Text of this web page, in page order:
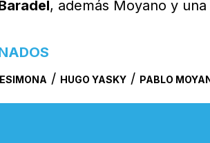
, además Moyano y
/ HUGO YASKY / PABLO